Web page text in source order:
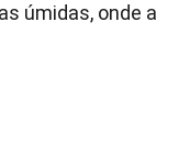
úmidas, onde a